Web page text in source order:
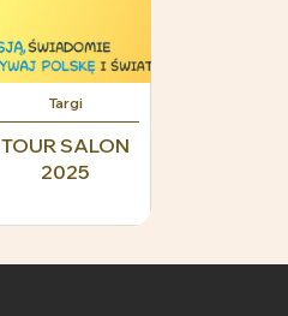
Targi
TOUR SALON
2025